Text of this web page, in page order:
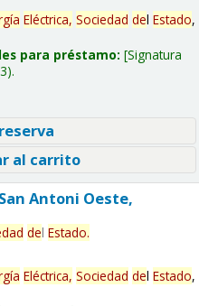
Eléctrica, Sociedad del Estado,
para préstamo: Signatura
al carrito
Antoni Oeste,
del Estado.
Eléctrica, Sociedad del Estado,